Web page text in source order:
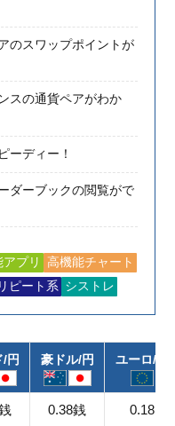
のスワップポイントが
スの通貨ペアがわか
ーディー！
ダーブックの閲覧がで
プリ
高機能チャート
リピート系 シストレ
/円 豪ドル/円 ユーロ/米
0.38銭